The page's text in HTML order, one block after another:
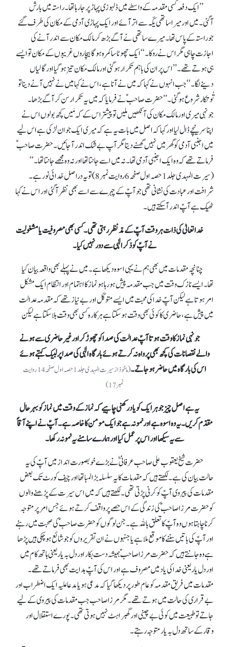
’’ایک دفعہ کسی مقدمہ کے واسطے میں ڈلہوزی پہاڑ پر جا رہا تھا۔ راستہ میں بارش
آگئی۔ میں اور میرا ساتھی یکّہ سے اتر آئے اور ایک پہاڑی آدمی کے مکان کی طرف گئے
جو راستہ کے پاس تھا۔ میرے ساتھی نے آگے بڑھ کر مالک مکان سے اندر آنے کی
اجازت چاہی مگر اس نے روکا۔‘‘ ایک چھوٹا سا کمرہ ہوگا بیچاروں غریبوں کے مکان تو ایسے
ہی ہوتے تھے۔ ’’اس پر ان کی باہم تکرار ہو گئی اور مالک مکان تیز ہو گیا اور گالیاں
دینےلگا۔‘‘ جب انہوں نے کہا کہ میں نے آنا ہے ،اس نے کہا میں نےنہیں آنے دینا تو
تُو تکار شروع ہو گئی۔’’حضرت صاحبؑ نے فرمایا کہ میں یہ تکرار سن کر آگے بڑھا۔
جونہی میری اور مالک مکان کی آنکھیں ملیں تو پیشتر اس کے کہ مَیں کچھ بولوں اس نے
اپنا سر نیچے ڈال لیا اور کہا کہ اصل میں بات یہ ہے کہ میری ایک جوان لڑکی ہے اس لیے
میں اجنبی آدمی کو گھر میں نہیں گھسنے دیتا مگر آپ بے شک اندر آ جائیں۔ حضرت صاحبؑ
فرماتے تھے کہ وہ ایک اجنبی آدمی تھا۔نہ میں اسے جانتا تھا اور نہ وہ مجھے جانتا تھا۔‘‘
(سیرت المہدی جلد1حصہ اول صفحہ 6 روایت نمبر8) تو یہ دراصل خدائی نور ہے۔
شرافت اور عبادت کی نشانی تھی جو آپؑ کے چہرے سے اسے بھی نظر آگئی اور اس نے کہا
ٹھیک ہے آپؑ اندر آ سکتے ہیں۔
خدا تعالیٰ کی ذات ہر وقت آپؑ کے مدّنظر رہتی تھی۔کسی بھی مصروفیت یا مشغولیت
نے آپؑ کو ذکر الٰہی سے دور نہیں کیا۔
چنانچہ مقدمات میں بھی ہم نے یہی اسوہ دیکھا ہے۔میں نے پہلے بھی واقعہ بیان کیا
تھا۔ ایسے نازک وقت میں جب مقدمہ پیش ہو رہا ہو نماز کا اہتمام اور انتظام ایک مشکل
امر ہوتا ہے لیکن آپؑ خدا کی محبت میں ایسے متوکّل اور بےنیاز تھے کہ مقدمہ عدالت
میں پیش ہے، حاضری کا کوئی بھی وقت ہو سکتا ہے ہرکارہ کسی بھی وقت بلا سکتا ہے لیکن
جونہی نماز کا وقت ہوتا آپؑ عدالت کی صدا کو چھوڑ کر اور غیر حاضری سے ہونے
والے نقصانات کی کچھ بھی پرواہ نہ کرتے ہوئے بارگاہ الٰہی کی صدا پر لبیک کہتے ہوئے
اس کی بارگاہ میں حاضر ہو جاتے۔
(ماخوذ ازسیرت المہدی جلد 1حصہ اول صفحہ 14 روایت
نمبر 17)
یہ ہے اصل چیز جو ہر ایک کو یاد رکھنی چاہیے کہ نماز کے وقت میں نماز کو بہرحال
مقدّم کریں۔ یہ وہ اسوہ ہے اور نمونہ ہے جو ایک مومن کا خاصہ ہے۔آپؑ نے اپنے آقاؐ
سے یہ سیکھا اور اس پر عمل کیا اور ہمارے سامنے یہ نمونہ رکھا۔
حضرت شیخ یعقوب علی صاحب عرفانیؓ نے بڑے خوبصورت انداز میں آپؑ کی یہ
حالت بیان کی ہے۔ لکھتے ہیں کہ مقدمات کا یہ سلسلہ بڑا لمبا تھا اور چیف کورٹ تک بعض
مقدمات کی پیروی آپؑ کو کرنی پڑتی تھی۔ لکھتے ہیں کہ میں اس سیرت کے پڑھنے والوں
کو حضرت مرزا صاحب ؑکی زندگی کے اس حصے پر واقف کرتے ہوئے جس امر پر متوجہ
کرنا چاہتا ہوں وہ آپؑ کا تعلق باللہ ہے۔جن لوگوں کو حضرت صاحب ؑکی صحبت میں رہنے
اور آپؑ کی باتیں سننے کا موقع ملا ہے یا جنہوں نے ان تقریروں کو جو شائع ہو چکی ہیں پڑھا
ہے وہ جانتے ہیں کہ حضرت مرزا صاحبؑ ہمیشہ دست بکار اور دل بہ یاریعنی ہاتھ کام میں
اور دل یار یعنی خدا کی یاد میں مصروف ہے اور اس کی آپؑ ہدایت بھی فرماتے تھے۔
مقدمات میں فریق مقدمہ کو عام طور پر دیکھا گیا کہ مدعی ہو یا مدعا علیہ ایک اضطراب اور
بے قراری کی حالت میں ہوتے تھے۔مگر مرزا صاحب جب مقدمات کی پیروی کے لیے
جاتے تو طبیعت میں کوئی بے چینی اور گھبراہٹ نہیں ہوتی تھی۔ پورے استقلال اور
وقار کے ساتھ دل بہ یار متوجہ رہتے۔